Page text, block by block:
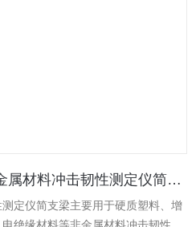
MTSH-14天津美特斯非金属材料冲击韧性测定仪简支梁
定仪简支梁主要用于硬质塑料、增